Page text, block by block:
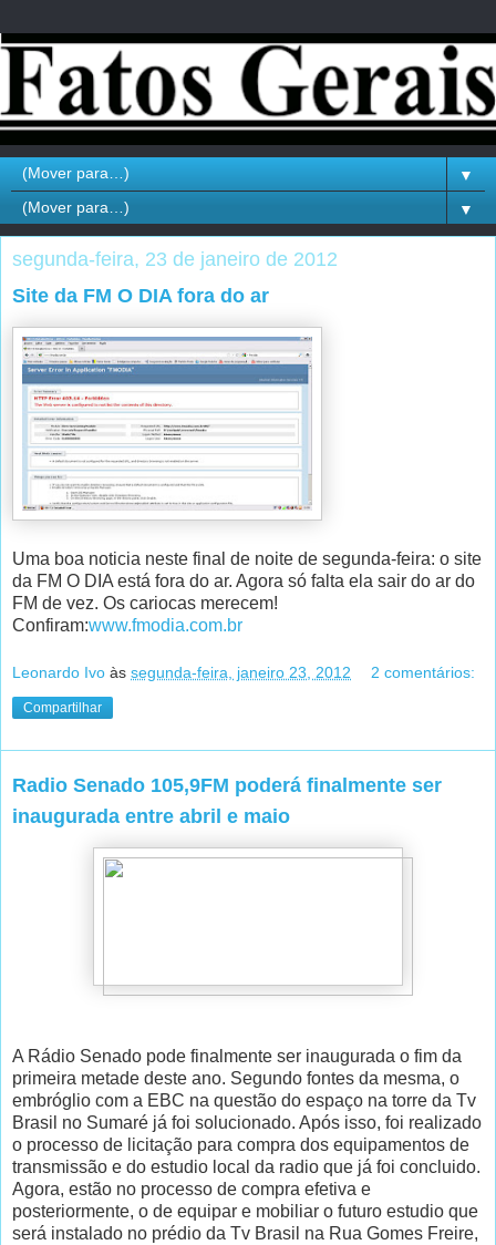
▼
▼
segunda-feira, 23 de janeiro de 2012
Site da FM O DIA fora do ar
Uma boa noticia neste final de noite de segunda-feira: o site
da FM O DIA está fora do ar. Agora só falta ela sair do ar do
FM de vez. Os cariocas merecem!
Confiram:www.fmodia.com.br
Leonardo Ivo às segunda-feira, janeiro 23, 2012 2 comentários:
Compartilhar
Radio Senado 105,9FM poderá finalmente ser
inaugurada entre abril e maio
A Rádio Senado pode finalmente ser inaugurada o fim da
primeira metade deste ano. Segundo fontes da mesma, o
embróglio com a EBC na questão do espaço na torre da Tv
Brasil no Sumaré já foi solucionado. Após isso, foi realizado
o processo de licitação para compra dos equipamentos de
transmissão e do estudio local da radio que já foi concluido.
Agora, estão no processo de compra efetiva e
posteriormente, o de equipar e mobiliar o futuro estudio que
será instalado no prédio da Tv Brasil na Rua Gomes Freire,